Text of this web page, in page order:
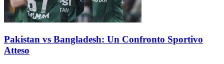
Pakistan vs Bangladesh: Un Confronto Sportivo
Atteso